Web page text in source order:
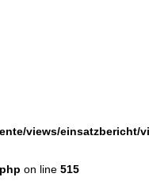
views/einsatzbericht/
on line 515